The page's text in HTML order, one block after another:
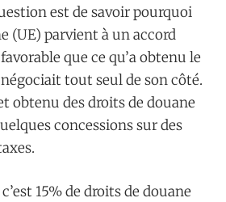
est de savoir pourquoi
(UE) parvient à un accord
que ce qu’a obtenu le
tout seul de son côté.
obtenu des droits de douane
concessions sur des
15% de droits de douane